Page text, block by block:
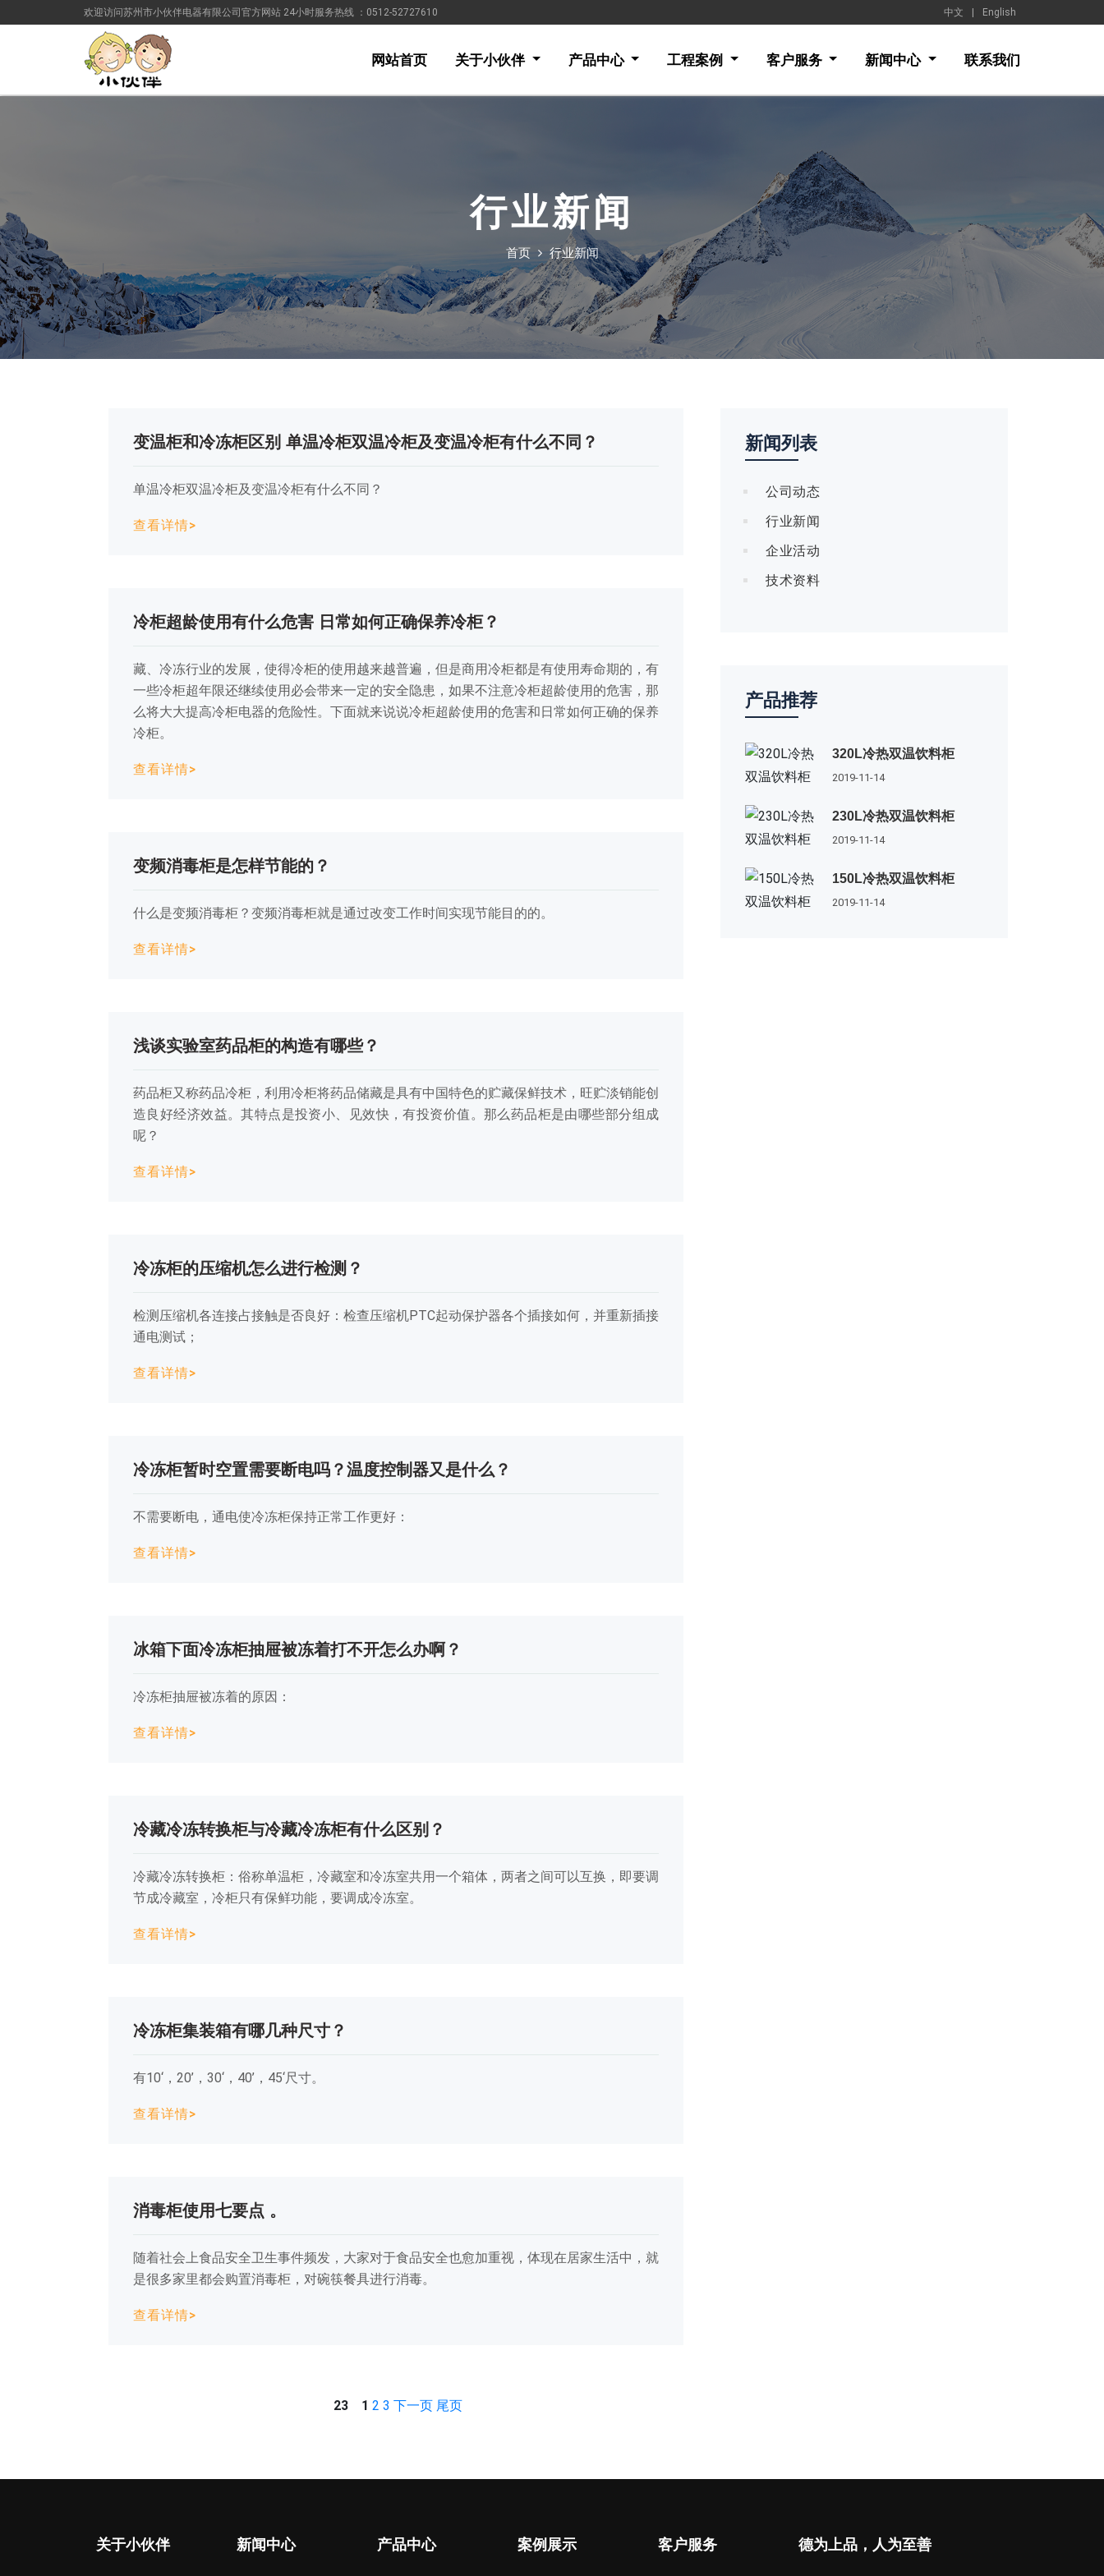
欢迎访问苏州市小伙伴电器有限公司官方网站 24小时服务热线 ：0512-52727610 English
中文
网站首页 关于小伙伴 产品中心 工程案例 客户服务 新闻中心 联系我们
行业新闻
首页 行业新闻
变温柜和冷冻柜区别 单温冷柜双温冷柜及变温冷柜有什么不同？
单温冷柜双温冷柜及变温冷柜有什么不同？
查看详情>
冷柜超龄使用有什么危害 日常如何正确保养冷柜？
藏、冷冻行业的发展，使得冷柜的使用越来越普遍，但是商用冷柜都是有使用寿命期的，有
一些冷柜超年限还继续使用必会带来一定的安全隐患，如果不注意冷柜超龄使用的危害，那
么将大大提高冷柜电器的危险性。下面就来说说冷柜超龄使用的危害和日常如何正确的保养
冷柜。
查看详情>
变频消毒柜是怎样节能的？
什么是变频消毒柜？变频消毒柜就是通过改变工作时间实现节能目的的。
查看详情>
浅谈实验室药品柜的构造有哪些？
药品柜又称药品冷柜，利用冷柜将药品储藏是具有中国特色的贮藏保鲜技术，旺贮淡销能创
造良好经济效益。其特点是投资小、见效快，有投资价值。那么药品柜是由哪些部分组成
呢？
查看详情>
冷冻柜的压缩机怎么进行检测？
检测压缩机各连接占接触是否良好：检查压缩机PTC起动保护器各个插接如何，并重新插接
通电测试；
查看详情>
冷冻柜暂时空置需要断电吗？温度控制器又是什么？
不需要断电，通电使冷冻柜保持正常工作更好：
查看详情>
冰箱下面冷冻柜抽屉被冻着打不开怎么办啊？
冷冻柜抽屉被冻着的原因：
查看详情>
冷藏冷冻转换柜与冷藏冷冻柜有什么区别？
冷藏冷冻转换柜：俗称单温柜，冷藏室和冷冻室共用一个箱体，两者之间可以互换，即要调
节成冷藏室，冷柜只有保鲜功能，要调成冷冻室。
查看详情>
冷冻柜集装箱有哪几种尺寸？
有10‘，20’，30‘，40’，45‘尺寸。
查看详情>
消毒柜使用七要点 。
随着社会上食品安全卫生事件频发，大家对于食品安全也愈加重视，体现在居家生活中，就
是很多家里都会购置消毒柜，对碗筷餐具进行消毒。
查看详情>
23 1 2 3 下一页 尾页
新闻列表
公司动态
行业新闻
企业活动
技术资料
产品推荐
320L冷热双温饮料柜
2019-11-14
230L冷热双温饮料柜
2019-11-14
150L冷热双温饮料柜
2019-11-14
关于小伙伴 新闻中心 产品中心 案例展示 客户服务 德为上品，人为至善